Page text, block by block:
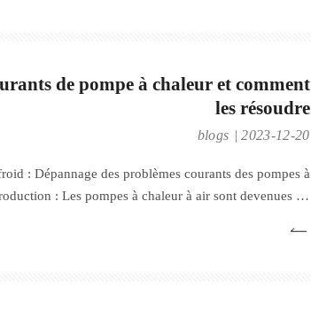
de pompe à chaleur et comment
les résoudre
blogs 2023-12-20
: Dépannage des problèmes courants des pompes à
: Les pompes à chaleur à air sont devenues un